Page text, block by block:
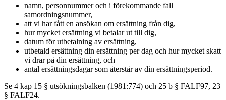
namn, personnummer och i förekommande fall
samordningsnummer,
att vi har fått en ansökan om ersättning från dig,
hur mycket ersättning vi betalar ut till dig,
datum för utbetalning av ersättning,
utbetald ersättning din ersättning per dag och hur mycket skatt
vi drar på din ersättning, och
antal ersättningsdagar som återstår av din ersättningsperiod.
Se 4 kap 15 § utsökningsbalken (1981:774) och 25 b § FALF97, 23
§ FALF24.